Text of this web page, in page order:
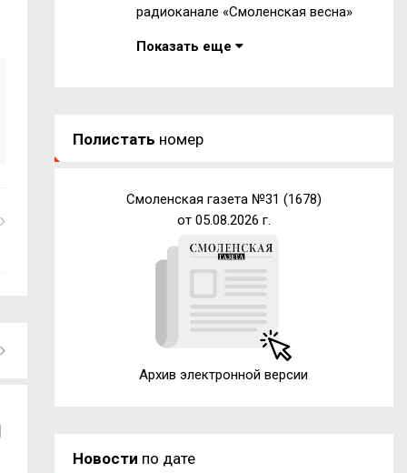
радиоканале «Смоленская весна»
Показать еще
Полистать номер
Смоленская газета №31 (1678)
от 05.08.2026 г.
Архив электронной версии
Новости по дате